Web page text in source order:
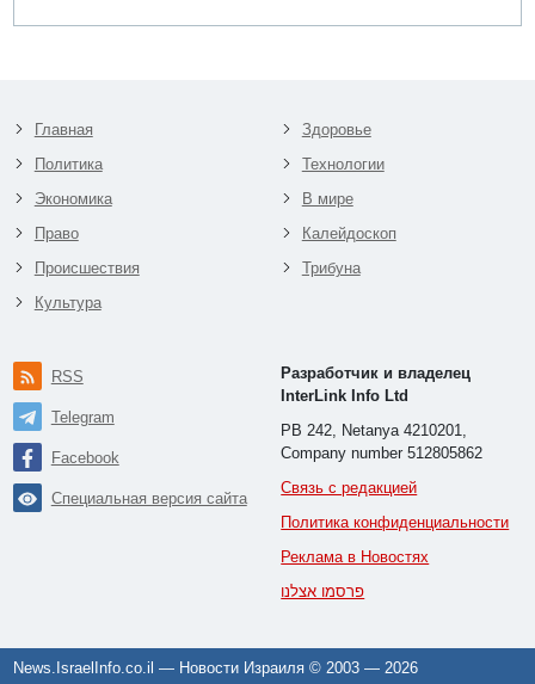
Главная
Политика
Экономика
Право
Происшествия
Культура
Здоровье
Технологии
В мире
Калейдоскоп
Трибуна
RSS
Telegram
Facebook
Специальная версия сайта
Разработчик и владелец
InterLink Info Ltd
PB 242, Netanya 4210201,
Company number 512805862
Связь с редакцией
Политика конфиденциальности
Реклама в Новостях
פרסמו אצלנו
News.IsraelInfo.co.il — Новости Израиля © 2003 —2026